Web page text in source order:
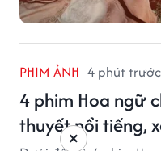
PHIM ẢNH 4 phút trước
4 phim Hoa ngữ
thuyết nổi tiếng,
×